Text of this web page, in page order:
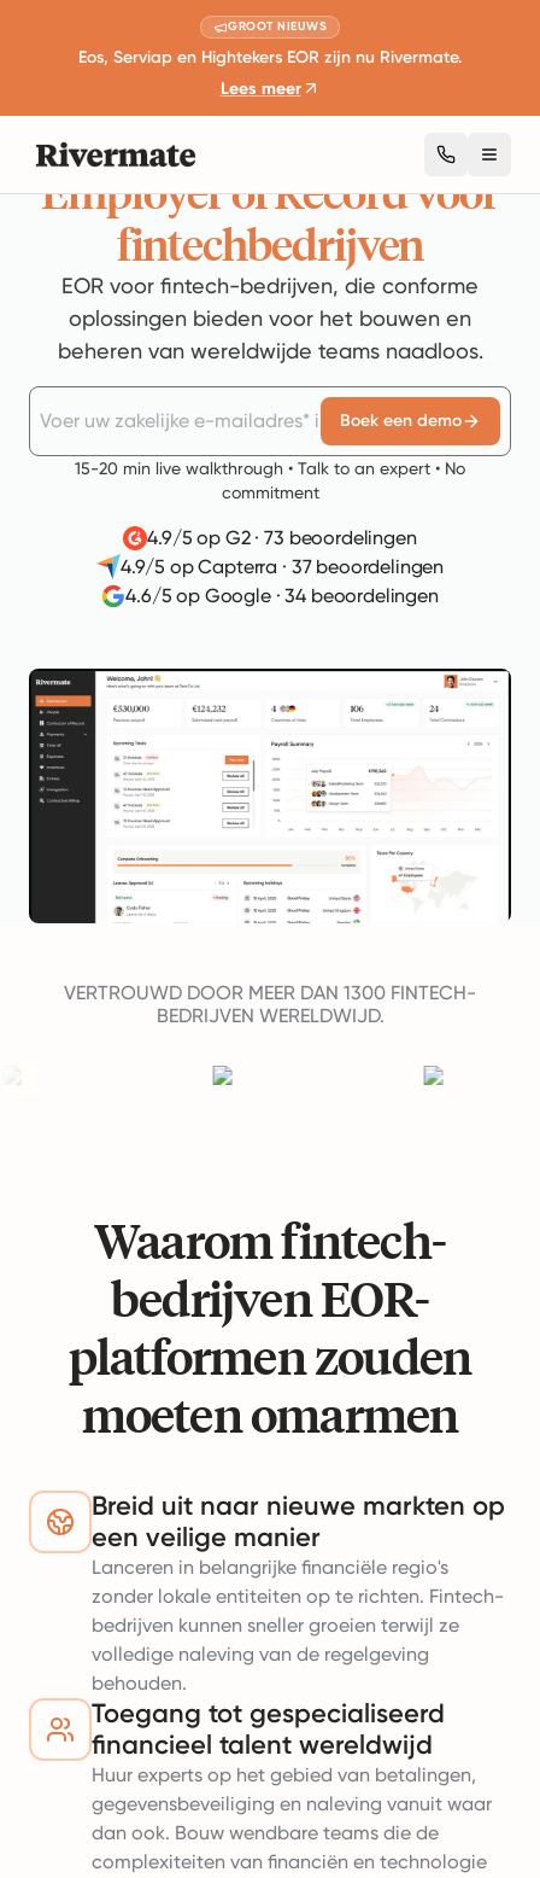
GROOT NIEUWS
Eos, Serviap en Hightekers EOR zijn nu Rivermate.
Lees meer
Employer of Record voor
fintechbedrijven
EOR voor fintech-bedrijven, die conforme
oplossingen bieden voor het bouwen en
beheren van wereldwijde teams naadloos.
Boek een demo
15-20 min live walkthrough • Talk to an expert • No
commitment
4.9/5 op G2·73 beoordelingen
4.9/5 op Capterra · 37 beoordelingen
4.6/5 op Google·34 beoordelingen
VERTROUWD DOOR MEER DAN 1300 FINTECH-
BEDRIJVEN WERELDWIJD.
Waarom fintech-
bedrijven EOR-
platformen zouden
moeten omarmen
Breid uit naar nieuwe markten op
een veilige manier
Lanceren in belangrijke financiële regio's
zonder lokale entiteiten op te richten. Fintech-
bedrijven kunnen sneller groeien terwijl ze
volledige naleving van de regelgeving
behouden.
Toegang tot gespecialiseerd
financieel talent wereldwijd
Huur experts op het gebied van betalingen,
gegevensbeveiliging en naleving vanuit waar
dan ook. Bouw wendbare teams die de
complexiteiten van financiën en technologie